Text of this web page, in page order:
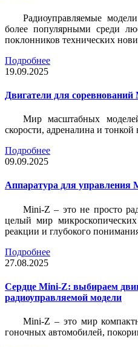
Радиоуправляемые
более популярными среди
поклонников технических
Подробнее
19.09.2025
Двигатели для
Мир масштабных
скорости, адреналина и тонкой
Подробнее
09.09.2025
Аппаратура для управления
Mini-Z – это не просто
целый мир
реакции и глубокого
Подробнее
27.08.2025
Сердце Mini-Z: выбираем
радиоуправляемой модели
Mini-Z – это мир
гоночных автомобилей,